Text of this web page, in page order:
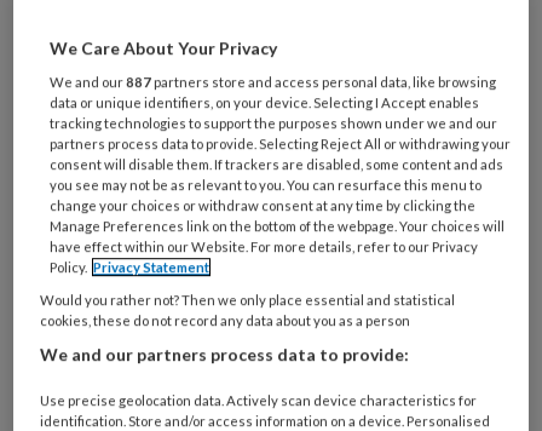
Bron:Universiteit van Nederland
Gerelateerde informatie
We Care About Your Privacy
We and our887 partners store and access personal data, like browsing
data or unique identifiers, on your device. Selecting I Accept enables
tracking technologies to support the purposes shown under we and our
partners process data to provide. Selecting Reject All or withdrawing your
consent will disable them. If trackers are disabled, some content and ads
you see may not be as relevant to you. You can resurface this menu to
change your choices or withdraw consent at any time by clicking the
Manage Preferences link on the bottom of the webpage. Your choices will
have effect within our Website. For more details, refer to our Privacy
Policy. Privacy Statement
Would you rather not? Then we only place essential and statistical
cookies, these do not record any data about you as a person
We and our partners process data to provide:
Use precise geolocation data. Actively scan device characteristics for
identification. Store and/or access information on a device. Personalised